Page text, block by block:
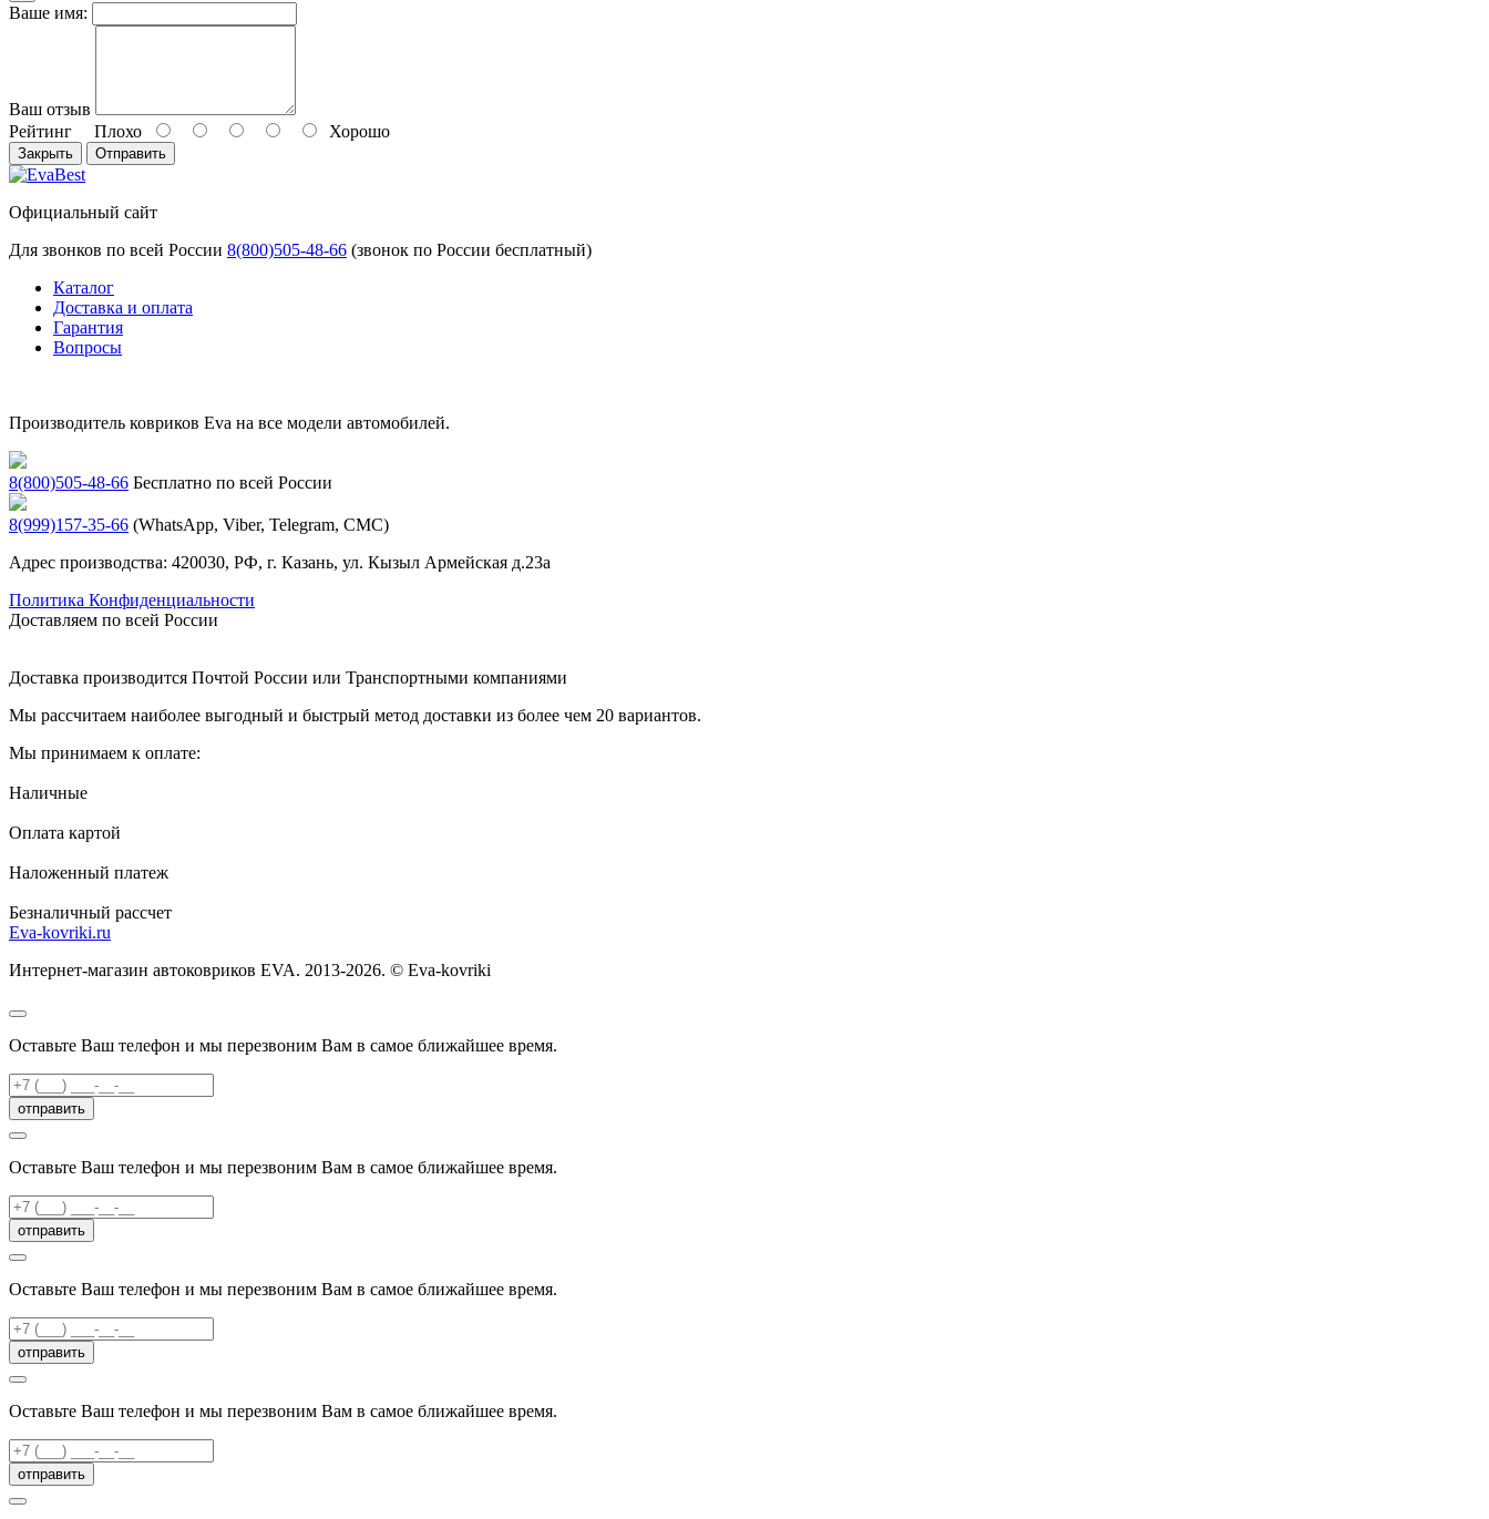
Ваше имя:
Ваш отзыв
Рейтинг Плохо Хорошо
Закрыть Отправить
Официальный сайт
Для звонков по всей России 8(800)505-48-66 (звонок по России бесплатный)
Каталог
Доставка и оплата
Гарантия
Вопросы
Производитель ковриков Eva на все модели автомобилей.
8(800)505-48-66 Бесплатно по всей России
8(999)157-35-66 (WhatsApp, Viber, Telegram, СМС)
Адрес производства: 420030, РФ, г. Казань, ул. Кызыл Армейская д.23а
Политика Конфиденциальности
Доставляем по всей России
Доставка производится Почтой России или Транспортными компаниями
Мы рассчитаем наиболее выгодный и быстрый метод доставки из более чем 20 вариантов.
Мы принимаем к оплате:
Наличные
Оплата картой
Наложенный платеж
Безналичный рассчет
Eva-kovriki.ru
Интернет-магазин автоковриков EVA. 2013-2026. © Eva-kovriki
Оставьте Ваш телефон и мы перезвоним Вам в самое ближайшее время.
отправить
Оставьте Ваш телефон и мы перезвоним Вам в самое ближайшее время.
отправить
Оставьте Ваш телефон и мы перезвоним Вам в самое ближайшее время.
отправить
Оставьте Ваш телефон и мы перезвоним Вам в самое ближайшее время.
отправить